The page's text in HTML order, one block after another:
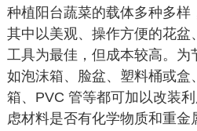
种植阳台蔬菜的载体多种多样
其中以美观、操作方便的花盆
工具为最佳，但成本较高。为
如泡沫箱、脸盆、塑料桶或盒
箱、PVC 管等都可加以改装
虑材料是否有化学物质和重金